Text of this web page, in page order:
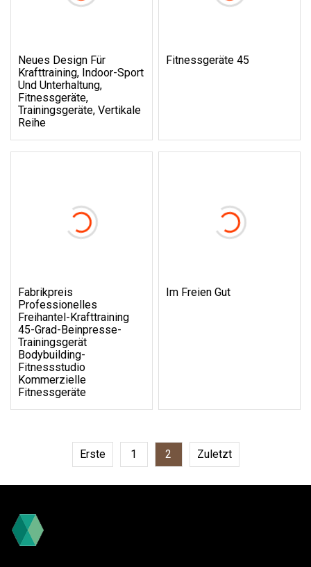
Neues Design Für
Krafttraining, Indoor-Sport
Und Unterhaltung,
Fitnessgeräte,
Trainingsgeräte, Vertikale
Reihe
Fitnessgeräte 45
Fabrikpreis
Professionelles
Freihantel-Krafttraining
45-Grad-Beinpresse-
Trainingsgerät
Bodybuilding-
Fitnessstudio
Kommerzielle
Fitnessgeräte
Im Freien Gut
Erste 1 2 Zuletzt